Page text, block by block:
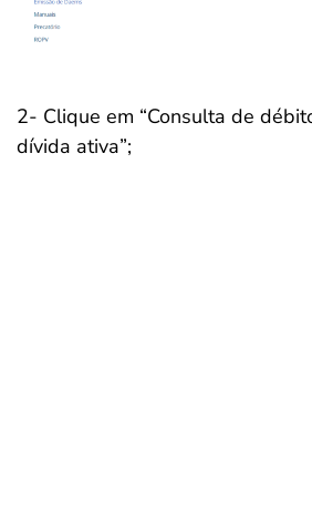
2- Clique em “Consulta de
dívida ativa”;